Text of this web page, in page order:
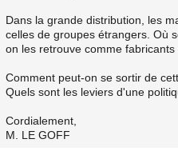
Dans la grande distribution, les
celles de groupes étrangers. Où
on les retrouve comme
Comment peut-on se sortir de
Quels sont les leviers d'une
Cordialement,
M. LE GOFF